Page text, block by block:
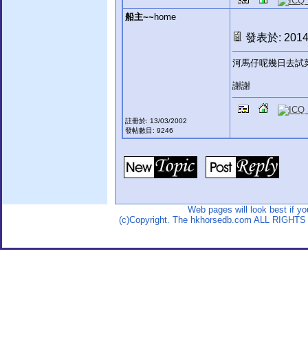
船主~~ home
註冊於: 13/03/2002
發帖數目: 9246
發表於:
河馬仔呢幾日去試
謝謝
Web pages will look best if
(c)Copyright. The hkhorsedb.com ALL